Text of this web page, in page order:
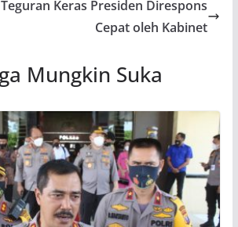
Keras Presiden Direspons
Cepat oleh Kabinet
Mungkin Suka